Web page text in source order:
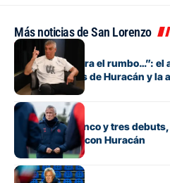
Más noticias de San Lorenzo
Fútbol
“Si no encuentra el rumbo…”:
González antes de Huracán y la
Fútbol
Con línea de cinco y tres
para el clásico con Huracán
Fútbol